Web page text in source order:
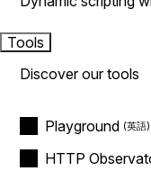
Tools
Discover our tools
Playground
HTTP